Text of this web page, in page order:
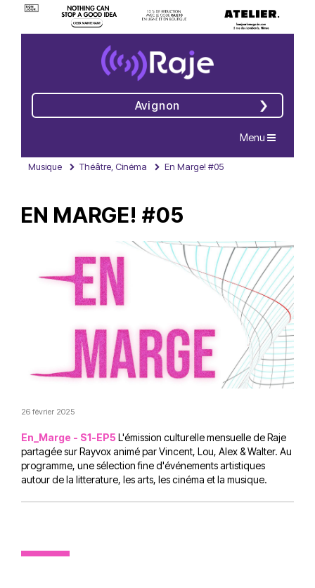
Avignon
Navigation
Menu
Musique Théâtre, Cinéma En Marge! #05
EN MARGE! #05
26 février 2025
En_Marge - S1-EP5 L'émission culturelle mensuelle de Raje
partagée sur Rayvox animé par Vincent, Lou, Alex & Walter. Au
programme, une sélection fine d'événements artistiques
autour de la litterature, les arts, les cinéma et la musique.
—